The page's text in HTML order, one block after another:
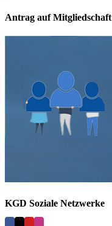
Antrag auf Mitgliedschaft
KGD Soziale Netzwerke